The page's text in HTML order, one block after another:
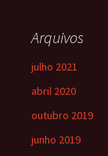
Arquivos
julho 2021
abril 2020
outubro 2019
junho 2019